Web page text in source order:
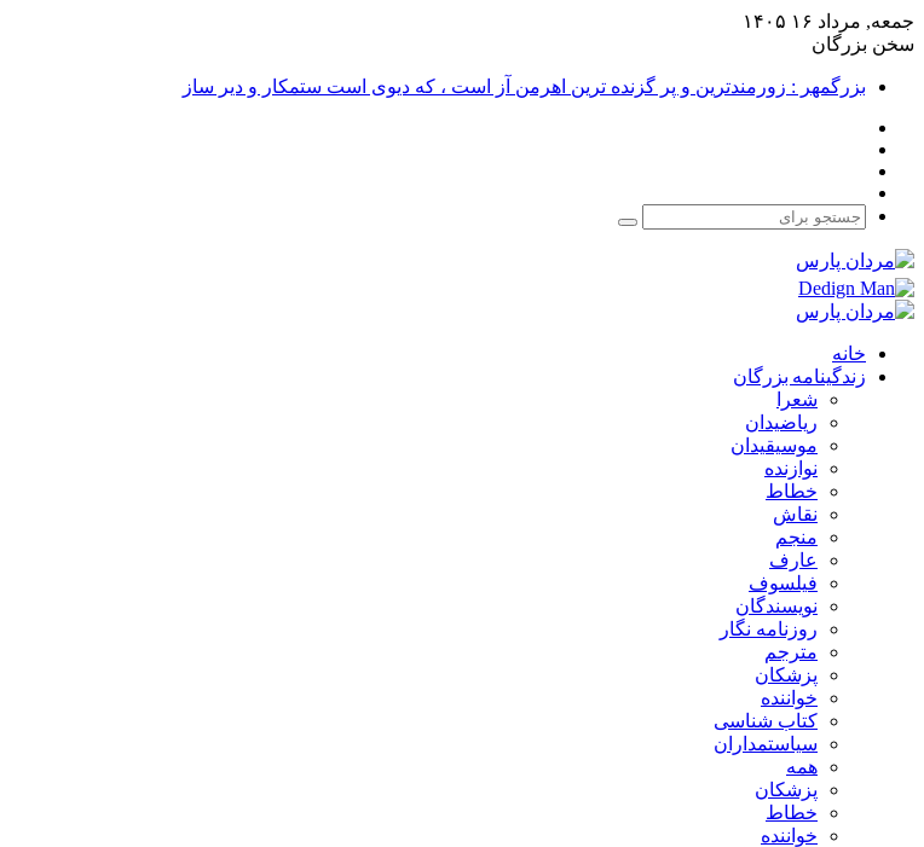
جمعه, مرداد ۱۶ ۱۴۰۵
سخن بزرگان
بزرگمهر : زورمندترین و پر گزنده ترین اهرمن آز است ، که دیوی است ستمکار و دیر ساز
جستجو
خانه
زندگینامه بزرگان
شعرا
ریاضیدان
موسیقیدان
نوازنده
خطاط
نقاش
منجم
عارف
فیلسوف
نویسندگان
روزنامه نگار
مترجم
پزشکان
خواننده
کتاب شناسی
سیاستمداران
همه
پزشکان
خطاط
خواننده